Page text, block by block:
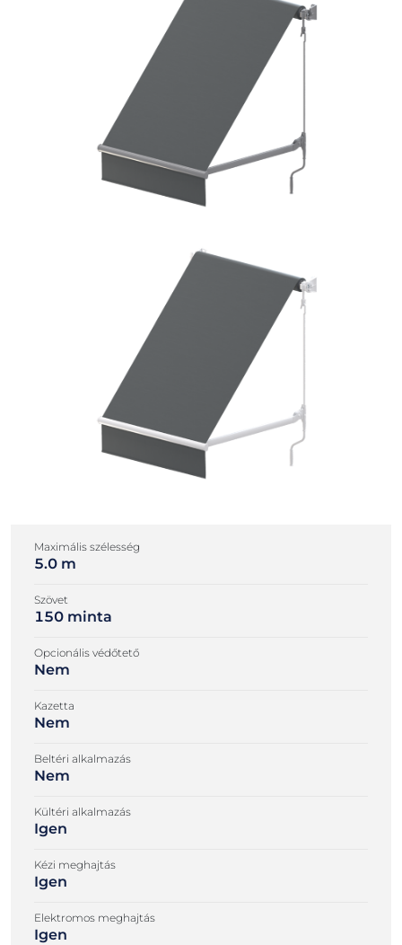
Maximális szélesség
5.0 m
Szövet
150 minta
Opcionális védőtető
Nem
Kazetta
Nem
Beltéri alkalmazás
Nem
Kültéri alkalmazás
Igen
Kézi meghajtás
Igen
Elektromos meghajtás
Igen